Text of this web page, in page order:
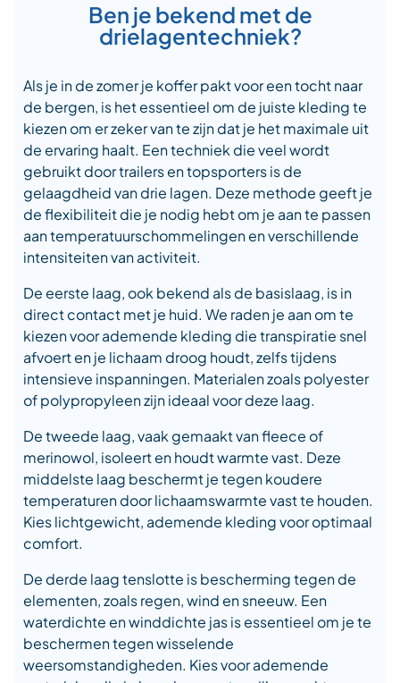
Ben je bekend met de
drielagentechniek?
Als je in de zomer je koffer pakt voor een tocht naar
de bergen, is het essentieel om de juiste kleding te
kiezen om er zeker van te zijn dat je het maximale uit
de ervaring haalt. Een techniek die veel wordt
gebruikt door trailers en topsporters is de
gelaagdheid van drie lagen. Deze methode geeft je
de flexibiliteit die je nodig hebt om je aan te passen
aan temperatuurschommelingen en verschillende
intensiteiten van activiteit.
De eerste laag, ook bekend als de basislaag, is in
direct contact met je huid. We raden je aan om te
kiezen voor ademende kleding die transpiratie snel
afvoert en je lichaam droog houdt, zelfs tijdens
intensieve inspanningen. Materialen zoals polyester
of polypropyleen zijn ideaal voor deze laag.
De tweede laag, vaak gemaakt van fleece of
merinowol, isoleert en houdt warmte vast. Deze
middelste laag beschermt je tegen koudere
temperaturen door lichaamswarmte vast te houden.
Kies lichtgewicht, ademende kleding voor optimaal
comfort.
De derde laag tenslotte is bescherming tegen de
elementen, zoals regen, wind en sneeuw. Een
waterdichte en winddichte jas is essentieel om je te
beschermen tegen wisselende
weersomstandigheden. Kies voor ademende